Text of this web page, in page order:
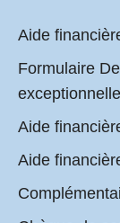
Aide
Formulaire
Aide
Aide